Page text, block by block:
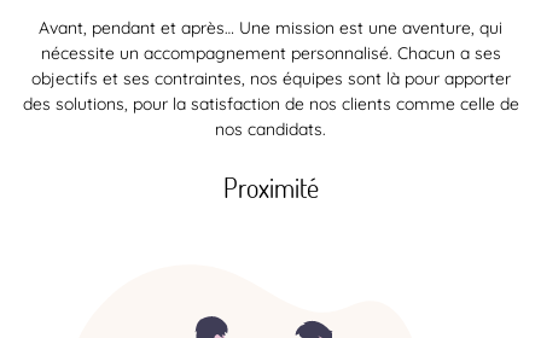
Avant, pendant et après… Une mission est une aventure, qui
nécessite un accompagnement personnalisé. Chacun a ses
objectifs et ses contraintes, nos équipes sont là pour apporter
des solutions, pour la satisfaction de nos clients comme celle de
nos candidats.
Proximité